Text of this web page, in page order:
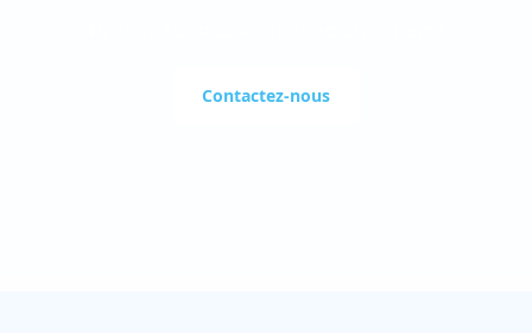
Contactez-nous